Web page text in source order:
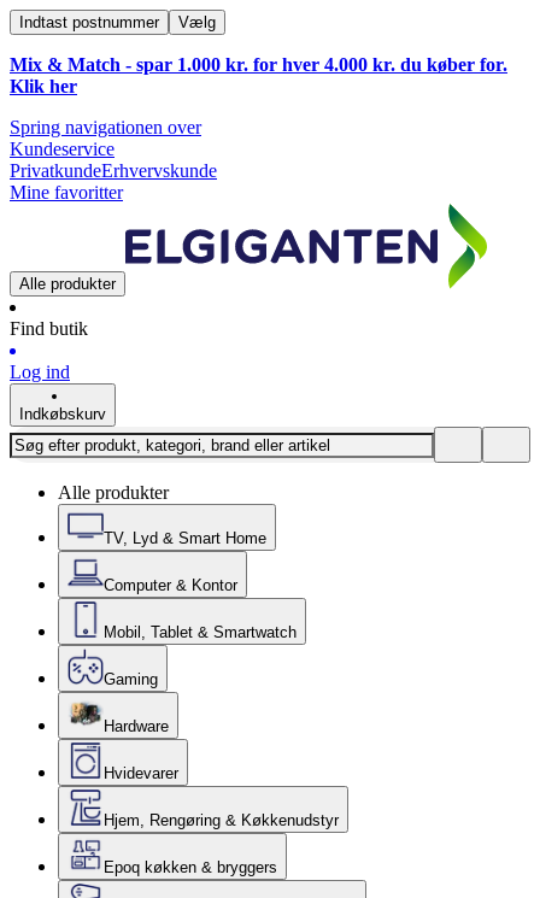
Indtast postnummer Vælg
Mix & Match - spar 1.000 kr. for hver 4.000 kr. du køber for.
Klik her
Spring navigationen over
Kundeservice
PrivatkundeErhvervskunde
Mine favoritter
Alle produkter
Find butik
Log ind
Indkøbskurv
Alle produkter
TV, Lyd & Smart Home
Computer & Kontor
Mobil, Tablet & Smartwatch
Gaming
Hardware
Hvidevarer
Hjem, Rengøring & Køkkenudstyr
Epoq køkken & bryggers